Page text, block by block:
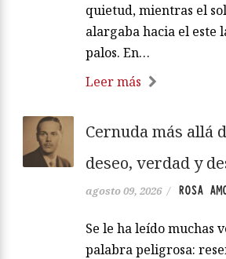
quietud, mientras el
alargaba hacia el este
palos. En…
Leer más
Cernuda más allá
deseo, verdad y
agosto 09, 2026 / ROSA
Se le ha leído muchas
palabra peligrosa: